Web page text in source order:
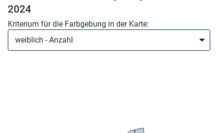
(Mikrozensus)
2024
Kriterium für die Farbgebung in der Karte: